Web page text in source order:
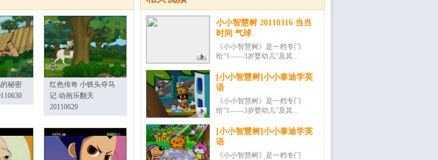
小小智慧树 20110316 当当
时间 气球
《小小智慧树》是一档专门
给“1——3岁婴幼儿”及其...
[小小智慧树]小小泰迪学英
语
《小小智慧树》是一档专门
给“1——3岁婴幼儿”及其...
[小小智慧树]小小泰迪学英
语
《小小智慧树》是一档专门
秘密
红色传奇 小铁头夺马
记 动画乐翻天
20110629